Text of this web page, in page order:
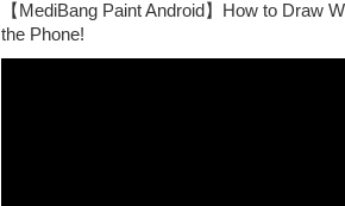
【MediBang Paint Android】How to Draw
the Phone!